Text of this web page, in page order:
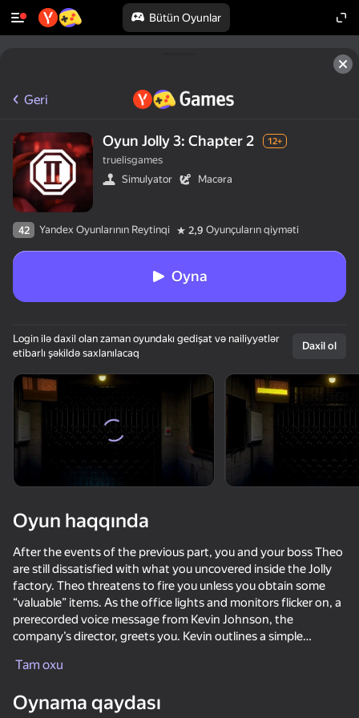
Bütün Oyunlar
Cihazı döndərin
rejimdə işləyir
Geri
Oyun Jolly 3: Chapter 2 12+
truelisgames
Simulyator
Macəra
42 Yandex Oyunlarının Reytinqi 2,9 Oyunçuların qiyməti
Oyna
Login ilə daxil olan zaman oyundakı gedişat və nailiyyətlər
etibarlı şəkildə saxlanılacaq
Daxil ol
Oyun haqqında
After the events of the previous part, you and your boss Theo
are still dissatisfied with what you uncovered inside the Jolly
factory. Theo threatens to fire you unless you obtain some
“valuable” items. As the office lights and monitors flicker on, a
prerecorded voice message from Kevin Johnson, the
company’s director, greets you. Kevin outlines a simple
animatronics stationed in the building—Broken Jolly and
Tam oxu
Oynama qaydası